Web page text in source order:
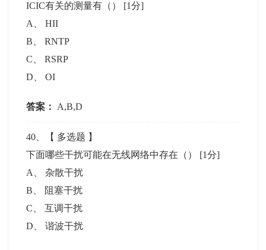
ICIC有关的测量有（） [1分]
A
、HII
B 、RNTP
C 、RSRP
D 、OI
答案： A,B,D
40 、【 多选题 】
下面哪些干扰可能在无线网络中存在（） [1分]
A
、杂散干扰
B
阻塞干扰
C 、互调干扰
D 、谐波干扰